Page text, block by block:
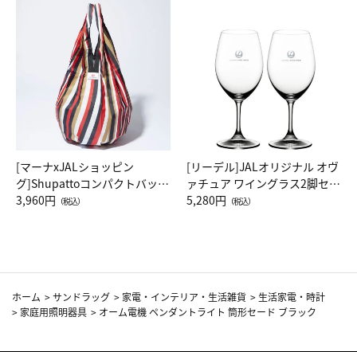
[マーナxJALショッピン
グ]Shupattoコンパクトバッグ
Drop JAL客室乗務員（LC）ス
3,960円 （税込）
[リーデル]JALオリジナル オヴ
ァチュア ワイングラス2脚セッ
ト（レッドワイン）
5,280円 （税込）
ホーム >サンドラッグ > 家電・インテリア・生活雑貨 > 生活家電・時計
> 家庭用照明器具 > オーム電機 ペンダントライト 筒形セード ブラック